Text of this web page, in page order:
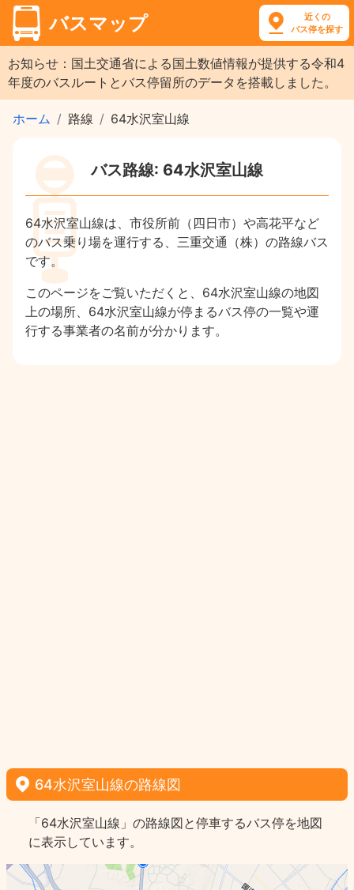
バスマップ
近くの
バス停を探す
お知らせ：国土交通省による国土数値情報が提供する令和4
年度のバスルートとバス停留所のデータを搭載しました。
ホーム 路線 64水沢室山線
バス路線: 64水沢室山線
64水沢室山線は、市役所前（四日市）や高花平など
のバス乗り場を運行する、三重交通（株）の路線バス
です。
このページをご覧いただくと、64水沢室山線の地図
上の場所、64水沢室山線が停まるバス停の一覧や運
行する事業者の名前が分かります。
64水沢室山線の路線図
「64水沢室山線」の路線図と停車するバス停を地図
に表示しています。